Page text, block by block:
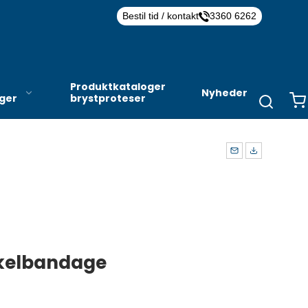
Bestil tid / kontakt 3360 6262
Produktkataloger
brystproteser
Nyheder